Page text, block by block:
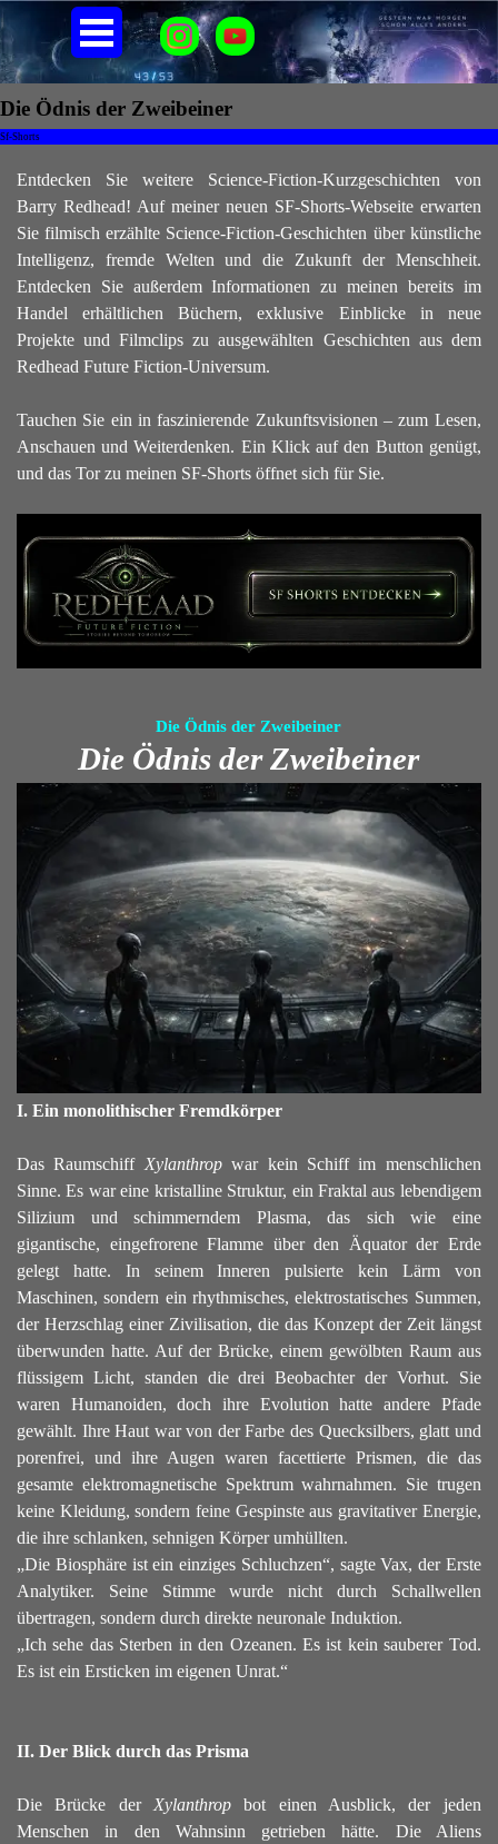
Direkt zum SeiteninhaltMenü überspringen
Die Ödnis der Zweibeiner
Sf-Shorts
Entdecken Sie weitere Science-Fiction-Kurzgeschichten von
Barry Redhead! Auf meiner neuen SF-Shorts-Webseite erwarten
Sie filmisch erzählte Science-Fiction-Geschichten über künstliche
Intelligenz, fremde Welten und die Zukunft der Menschheit.
Entdecken Sie außerdem Informationen zu meinen bereits im
Handel erhältlichen Büchern, exklusive Einblicke in neue
Projekte und Filmclips zu ausgewählten Geschichten aus dem
Redhead Future Fiction-Universum.
Tauchen Sie ein in faszinierende Zukunftsvisionen – zum Lesen,
Anschauen und Weiterdenken. Ein Klick auf den Button genügt,
und das Tor zu meinen SF-Shorts öffnet sich für Sie.
Die Ödnis der Zweibeiner
Die Ödnis der Zweibeiner
I. Ein monolithischer Fremdkörper
Das Raumschiff Xylanthropwar kein Schiff im menschlichen
Sinne. Es war eine kristalline Struktur, ein Fraktal aus lebendigem
Silizium und schimmerndem Plasma, das sich wie eine
gigantische, eingefrorene Flamme über den Äquator der Erde
gelegt hatte. In seinem Inneren pulsierte kein Lärm von
Maschinen, sondern ein rhythmisches, elektrostatisches Summen,
der Herzschlag einer Zivilisation, die das Konzept der Zeit längst
überwunden hatte. Auf der Brücke, einem gewölbten Raum aus
flüssigem Licht, standen die drei Beobachter der Vorhut. Sie
waren Humanoiden, doch ihre Evolution hatte andere Pfade
gewählt. Ihre Haut war von der Farbe des Quecksilbers, glatt und
porenfrei, und ihre Augen waren facettierte Prismen, die das
gesamte elektromagnetische Spektrum wahrnahmen. Sie trugen
keine Kleidung, sondern feine Gespinste aus gravitativer Energie,
die ihre schlanken, sehnigen Körper umhüllten.
„Die Biosphäre ist ein einziges Schluchzen“, sagte Vax, der Erste
Analytiker. Seine Stimme wurde nicht durch Schallwellen
übertragen, sondern durch direkte neuronale Induktion.
„Ich sehe das Sterben in den Ozeanen. Es ist kein sauberer Tod.
Es ist ein Ersticken im eigenen Unrat.“
II. Der Blick durch das Prisma
Die Brücke der Xylanthrop bot einen Ausblick, der jeden
Menschen in den Wahnsinn getrieben hätte. Die Aliens